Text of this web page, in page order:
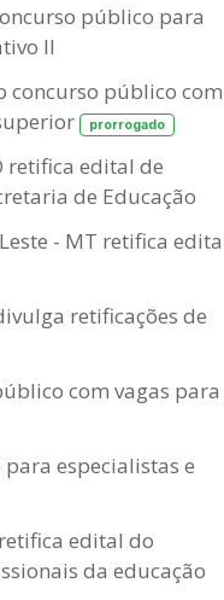
público para
II
concurso público com
prorrogado
retifica edital de
de Educação
- MT retifica
retificações de
com vagas para
para especialistas e
edital do
da educação